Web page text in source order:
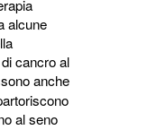
alcune
cancro al
anche
al seno